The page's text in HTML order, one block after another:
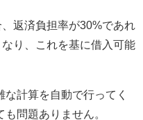
返済負担率が30%であれ
り、これを基に借入可能
計算を自動で行ってく
問題ありません。